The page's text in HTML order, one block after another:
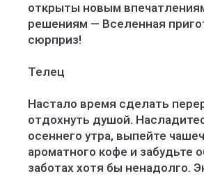
открыты новым
решениям — Вселенная
сюрприз!
Телец
Настало время сделать
отдохнуть душой.
осеннего утра, выпейте
ароматного кофе и забудьте
заботах хотя бы ненадолго.